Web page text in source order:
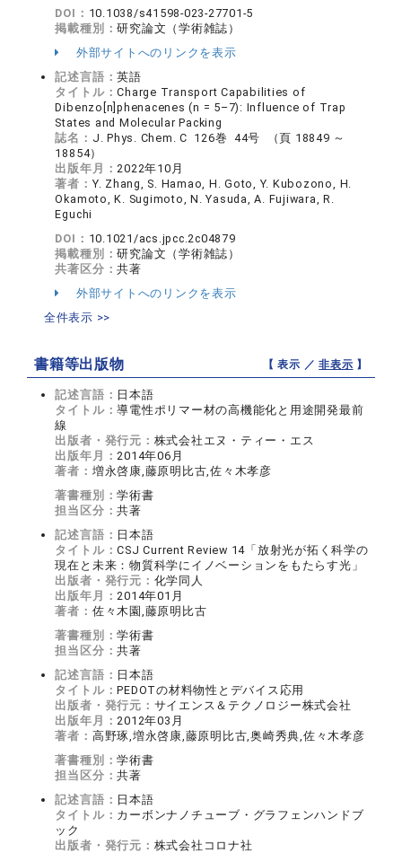
DOI： 10.1038/s41598-023-27701-5
掲載種別：研究論文（学術雑誌）
外部サイトへのリンクを表示
記述言語：英語
タイトル：Charge Transport Capabilities of
Dibenzo[n]phenacenes (n = 5–7): Influence of Trap
States and Molecular Packing
誌名： J. Phys. Chem. C 126巻 44号 （頁 18849 ～
18854）
出版年月：2022年10月
著者： Y. Zhang, S. Hamao, H. Goto, Y. Kubozono, H.
Okamoto, K. Sugimoto, N. Yasuda, A. Fujiwara, R.
Eguchi
DOI： 10.1021/acs.jpcc.2c04879
掲載種別：研究論文（学術雑誌）
共著区分：共著
外部サイトへのリンクを表示
全件表示 >>
書籍等出版物 【 表示 ／非表示 】
記述言語： 日本語
タイトル：導電性ポリマー材の高機能化と用途開発最前
線
出版者・発行元： 株式会社エヌ・ティー・エス
出版年月：2014年06月
著者： 増永啓康,藤原明比古,佐々木孝彦
著書種別：学術書
担当区分：共著
記述言語： 日本語
タイトル：CSJ Current Review 14「放射光が拓く科学の
現在と未来：物質科学にイノベーションをもたらす光」
出版者・発行元： 化学同人
出版年月：2014年01月
著者： 佐々木園,藤原明比古
著書種別：学術書
担当区分：共著
記述言語： 日本語
タイトル：PEDOTの材料物性とデバイス応用
出版者・発行元： サイエンス＆テクノロジー株式会社
出版年月：2012年03月
著者： 高野琢,増永啓康,藤原明比古,奥崎秀典,佐々木孝彦
著書種別：学術書
担当区分：共著
記述言語： 日本語
タイトル： カーボンナノチューブ・グラフェンハンドブ
ック
出版者・発行元： 株式会社コロナ社